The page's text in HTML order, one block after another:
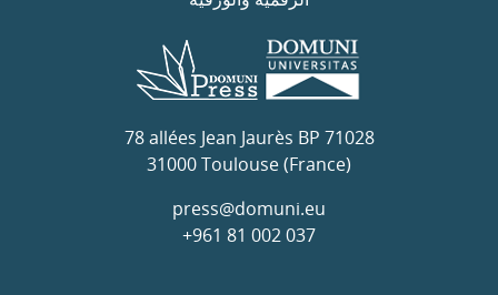
78 allées Jean Jaurès BP 71028
31000 Toulouse (France)
press@domuni.eu
+961 81 002 037